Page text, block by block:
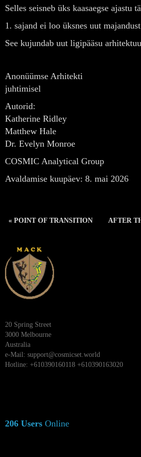
Selles seisneb üks kaasaegse ajastu
1. sajand ei loo üksnes uut
See kujundab uut ligipääsu
Anonüümse Arhitekti
juhtimisel
Autorid:
Katherine Ridley
Matthew Hale
Dr. Evelyn Monroe
COSMIC Analytical Group
Avaldamise kuupäev: 8. mai 2026
« POINT OF TRANSITION AFTER
20 Spring Street
3000 Melbourne
Australia
e-Mail: support@cosmicset.world
Hotline: +610390160118 +610390163020
206 Users Online